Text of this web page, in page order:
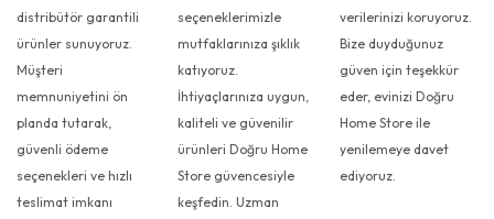
distribütör garantili
ürünler sunuyoruz.
Müşteri
memnuniyetini ön
planda tutarak,
güvenli ödeme
seçenekleri ve hızlı
teslimat imkanı
seçeneklerimizle
mutfaklarınıza şıklık
katıyoruz.
İhtiyaçlarınıza uygun,
kaliteli ve güvenilir
ürünleri Doğru Home
Store güvencesiyle
keşfedin. Uzman
verilerinizi koruyoruz.
Bize duyduğunuz
güven için teşekkür
eder, evinizi Doğru
Home Store ile
yenilemeye davet
ediyoruz.